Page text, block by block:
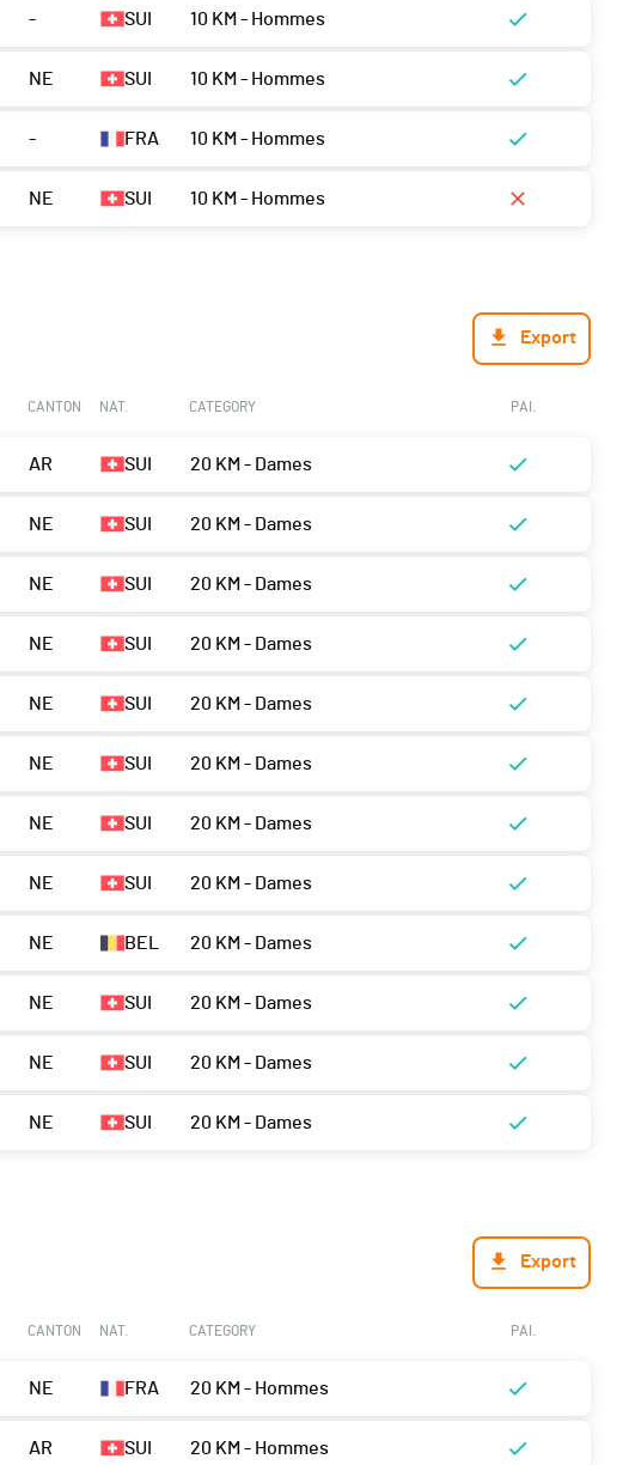
- SUI 10 KM - Hommes
NE SUI 10 KM - Hommes
- FRA 10 KM - Hommes
NE SUI 10 KM - Hommes
Export
CANTON NAT. CATEGORY PAI.
AR SUI 20 KM - Dames
NE SUI 20 KM - Dames
NE SUI 20 KM - Dames
NE SUI 20 KM - Dames
NE SUI 20 KM - Dames
NE SUI 20 KM - Dames
NE SUI 20 KM - Dames
NE SUI 20 KM - Dames
NE BEL 20 KM - Dames
NE SUI 20 KM - Dames
NE SUI 20 KM - Dames
NE SUI 20 KM - Dames
Export
CANTON NAT. CATEGORY PAI.
NE FRA 20 KM - Hommes
AR SUI 20 KM - Hommes